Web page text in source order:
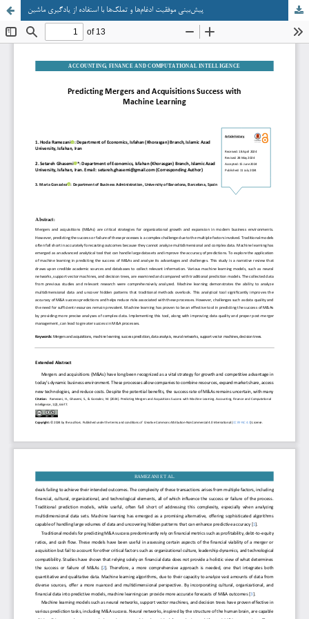
پیش‌بینی موفقیت ادغام‌ها و تملک‌ها با استفاده از یادگیری ماشین